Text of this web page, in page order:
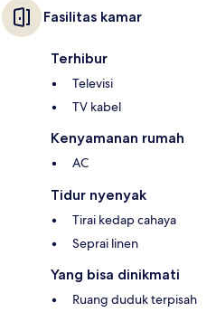
Fasilitas kamar
Terhibur
Televisi
TV kabel
Kenyamanan rumah
AC
Tidur nyenyak
Tirai kedap cahaya
Seprai linen
Yang bisa dinikmati
Ruang duduk terpisah